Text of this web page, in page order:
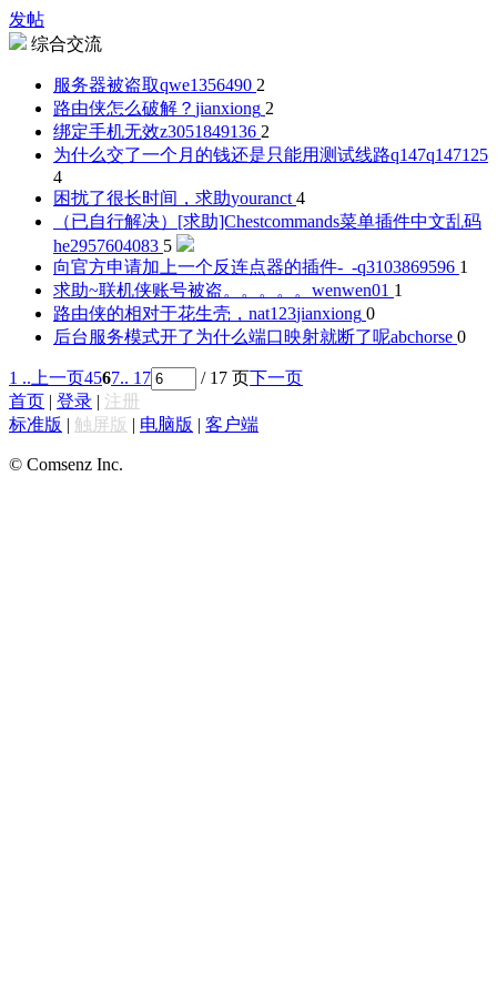
发帖
综合交流
服务器被盗取qwe1356490 2
路由侠怎么破解？ jianxiong 2
绑定手机无效z3051849136 2
为什么交了一个月的钱还是只能用测试线路q147q147125
4
困扰了很长时间，求助youranct 4
（已自行解决）[求助]Chestcommands菜单插件中文乱码
he2957604083 5
向官方申请加上一个反连点器的插件-_-q3103869596 1
求助~联机侠账号被盗。。。。。 wenwen01 1
路由侠的相对于花生壳，nat123jianxiong 0
后台服务模式开了为什么端口映射就断了呢abchorse 0
1 .. 上一页4567.. 17 / 17 页下一页
首页 | 登录 | 注册
标准版 | 触屏版 | 电脑版 | 客户端
© Comsenz Inc.